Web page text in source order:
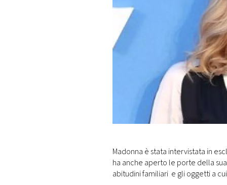
EVENTI
VIDEO
PRINCIPATO
RMC
CONSIGLIA
Madonna è stata intervistata in
ha anche aperto le porte della
abitudini familiari e gli oggetti a